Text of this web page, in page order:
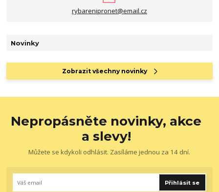
rybarenipronet@email.cz
Novinky
Zobrazit všechny novinky
Nepropásněte novinky, akce
a slevy!
Můžete se kdykoli odhlásit. Zasíláme jednou za 14 dní.
Přihlásit se